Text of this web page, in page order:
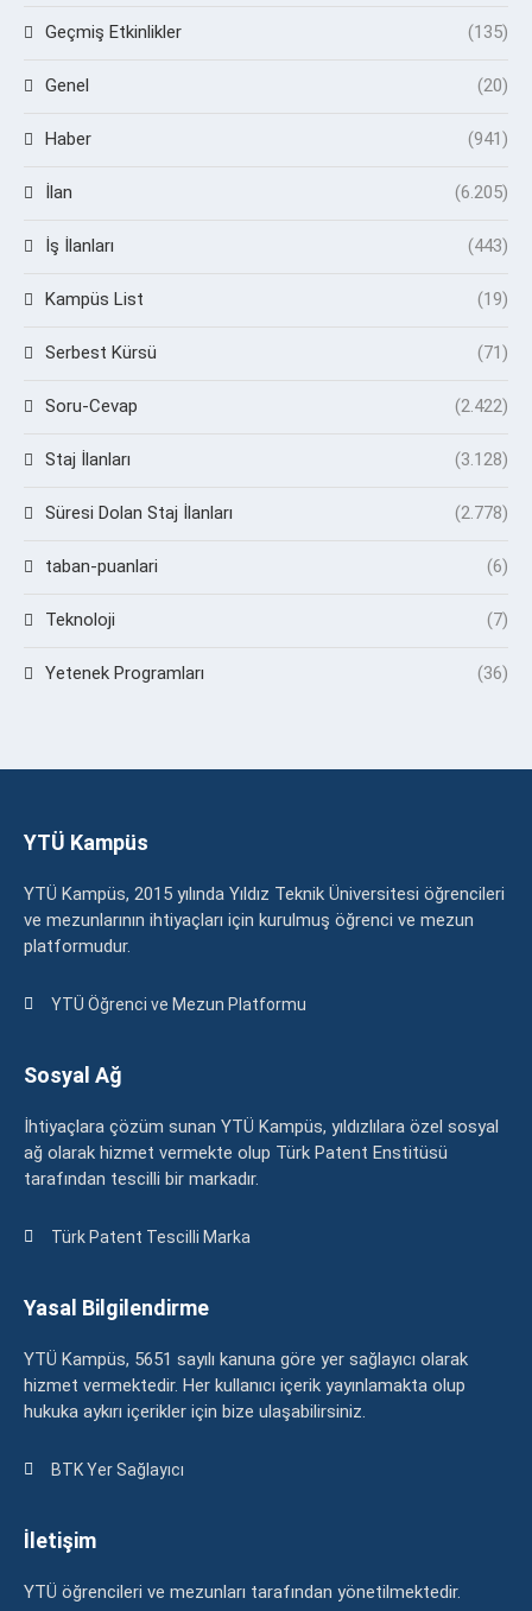
Geçmiş Etkinlikler (135)
Genel (20)
Haber (941)
İlan (6.205)
İş İlanları (443)
Kampüs List (19)
Serbest Kürsü (71)
Soru-Cevap (2.422)
Staj İlanları (3.128)
Süresi Dolan Staj İlanları (2.778)
taban-puanlari (6)
Teknoloji (7)
Yetenek Programları (36)
YTÜ Kampüs
YTÜ Kampüs, 2015 yılında Yıldız Teknik Üniversitesi öğrencileri
ve mezunlarının ihtiyaçları için kurulmuş öğrenci ve mezun
platformudur.
YTÜ Öğrenci ve Mezun Platformu
Sosyal Ağ
İhtiyaçlara çözüm sunan YTÜ Kampüs, yıldızlılara özel sosyal
ağ olarak hizmet vermekte olup Türk Patent Enstitüsü
tarafından tescilli bir markadır.
Türk Patent Tescilli Marka
Yasal Bilgilendirme
YTÜ Kampüs, 5651 sayılı kanuna göre yer sağlayıcı olarak
hizmet vermektedir. Her kullanıcı içerik yayınlamakta olup
hukuka aykırı içerikler için bize ulaşabilirsiniz.
BTK Yer Sağlayıcı
İletişim
YTÜ öğrencileri ve mezunları tarafından yönetilmektedir.